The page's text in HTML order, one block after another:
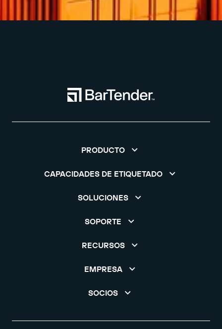
PRODUCTO
CAPACIDADES DE ETIQUETADO
SOLUCIONES
SOPORTE
RECURSOS
EMPRESA
SOCIOS